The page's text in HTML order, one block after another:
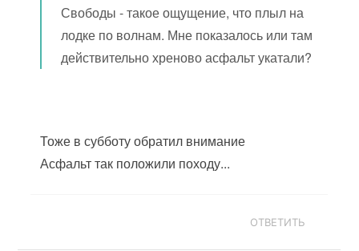
Свободы - такое ощущение, что плыл на
лодке по волнам. Мне показалось или там
действительно хреново асфальт укатали?
Тоже в субботу обратил внимание
Асфальт так положили походу...
ОТВЕТИТЬ